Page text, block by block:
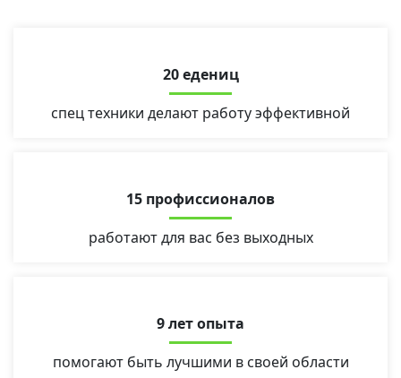
20 едениц
спец техники делают работу эффективной
15 профиссионалов
работают для вас без выходных
9 лет опыта
помогают быть лучшими в своей области